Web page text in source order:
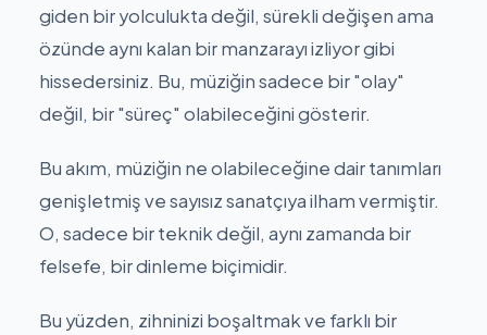
giden bir yolculukta değil, sürekli değişen ama
özünde aynı kalan bir manzarayı izliyor gibi
hissedersiniz. Bu, müziğin sadece bir "olay"
değil, bir "süreç" olabileceğini gösterir.
Bu akım, müziğin ne olabileceğine dair tanımları
genişletmiş ve sayısız sanatçıya ilham vermiştir.
O, sadece bir teknik değil, aynı zamanda bir
felsefe, bir dinleme biçimidir.
Bu yüzden, zihninizi boşaltmak ve farklı bir